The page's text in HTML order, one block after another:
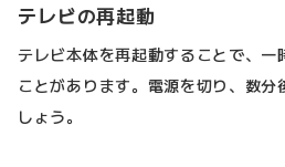
テレビの再起動
テレビ本体を再起動することで、一
ことがあります。電源を切り、数
しょう。